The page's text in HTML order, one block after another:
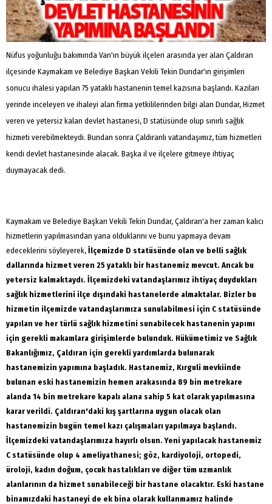
Nüfus yoğunluğu bakımında Van'ın büyük ilçeleri arasında yer alan Çaldıran
ilçesinde Kaymakam ve Belediye Başkan Vekili Tekin Dundar'ın girişimleri
sonucu ihalesi yapılan 75 yataklı hastanenin temel kazısına başlandı. Kazıları
yerinde inceleyen ve ihaleyi alan firma yetkililerinden bilgi alan Dundar, Hizmet
veren ve yetersiz kalan devlet hastanesi, D statüsünde olup sınırlı sağlık
hizmeti verebilmekteydi. Bundan sonra Çaldıranlı vatandaşımız, tüm hizmetleri
kendi devlet hastanesinde alacak. Başka il ve ilçelere gitmeye ihtiyaç
duymayacak dedi.
Kaymakam ve Belediye Başkan Vekili Tekin Dundar, Çaldıran'a her zaman kalıcı
hizmetlerin yapılmasından yana olduklarını ve bunu yapmaya devam
edeceklerini söyleyerek, İlçemizde D statüsünde olan ve belli sağlık
dallarında hizmet veren 25 yataklı bir hastanemiz mevcut. Ancak bu
yetersiz kalmaktaydı. İlçemizdeki vatandaşlarımız ihtiyaç duydukları
sağlık hizmetlerini ilçe dışındaki hastanelerde almaktalar. Bizler bu
hizmetin ilçemizde vatandaşlarımıza sunulabilmesi için C statüsünde
yapılan ve her türlü sağlık hizmetini sunabilecek hastanenin yapımı
için gerekli makamlara girişimlerde bulunduk. Hükümetimiz ve Sağlık
Bakanlığımız, Çaldıran için gerekli yardımlarda bulunarak
hastanemizin yapımına başladık. Hastanemiz, Kırguli mevkiinde
bulunan eski hastanemizin hemen arakasında 89 bin metrekare
alanda 14 bin metrekare kapalı alana sahip 5 kat olarak yapılmasına
karar verildi. Çaldıran'daki kış şartlarına uygun olacak olan
hastanemizin bugün temel kazı çalışmaları yapılmaya başlandı.
İlçemizdeki vatandaşlarımıza hayırlı olsun. Yeni yapılacak hastanemiz
C statüsünde olup 4 ameliyathanesi; göz, kardiyoloji, ortopedi,
üroloji, kadın doğum, çocuk hastalıkları ve diğer tüm uzmanlık
alanlarının da hizmet sunabileceği bir hastane olacaktır. Eski hastane
binamızdaki hastaneyi de ek bina olarak kullanmamız halinde